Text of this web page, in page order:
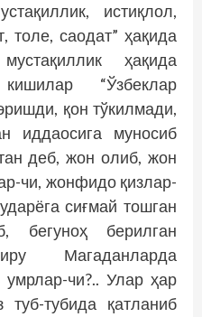
истиқлол,
толе, саодат” ҳақида
ҳақида
“Ўзбеклар
қон тўкилмади,
иддаосига муносиб
деб, жон олиб, жон
чи, жонфидо қизлар-
сиғмай тошган
бегуноҳ берилган
Магаданларда
умрлар-чи?.. Улар ҳар
туб-тубида қатланиб